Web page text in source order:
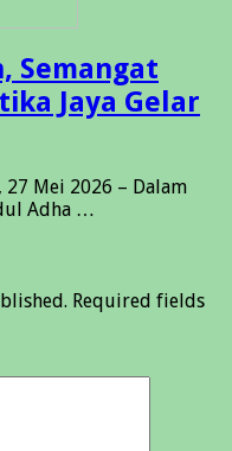
Semangat
Jaya Gelar
27 Mei 2026 – Dalam
Adha …
Required fields